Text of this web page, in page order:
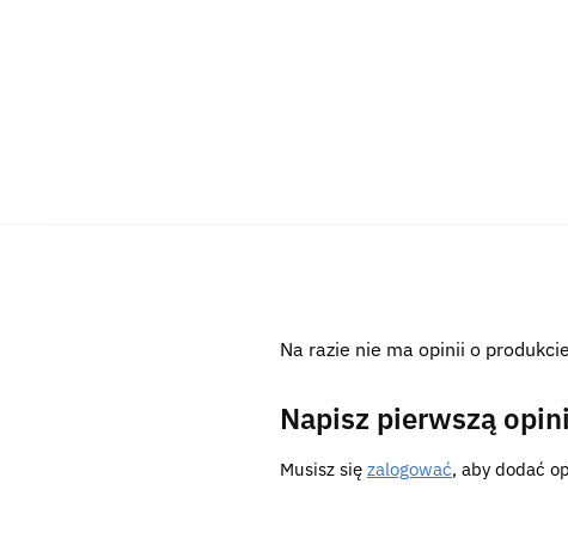
Na razie nie ma opinii o
Napisz pierwszą
Musisz się zalogować, aby dodać